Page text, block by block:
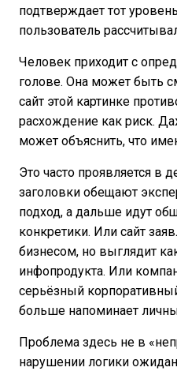
подтверждает тот
пользователь
Человек приходит с
голове. Она может быть
сайт этой картинке
расхождение как риск.
может объяснить, что
Это часто проявляется в
заголовки обещают
подход, а дальше идут
конкретики. Или сайт
бизнесом, но выглядит
инфопродукта. Или
серьёзный
больше напоминает
Проблема здесь не в
нарушении логики